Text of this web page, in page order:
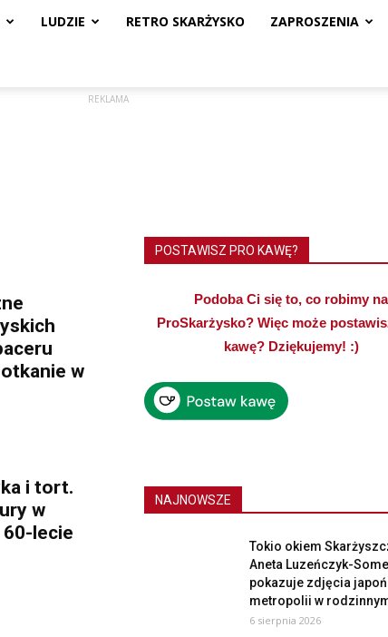
LUDZIE RETRO SKARŻYSKO ZAPROSZENIA
REKLAMA
w
i tort.
w
60-lecie
POSTAWISZ PRO KAWĘ?
Podoba Ci się to, co robimy na
ProSkarżysko? Więc może
kawę? Dziękujemy! :)
NAJNOWSZE
Tokio okiem
Aneta Luzeńczyk-
pokazuje zdjęcia
metropolii w
6 sierpnia 2026